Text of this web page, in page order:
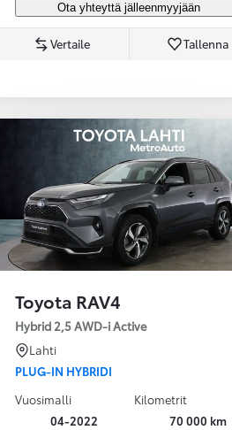
Ota yhteyttä jälleenmyyjään
Vertaile Tallenna
Toyota RAV4
Hybrid 2,5 AWD-i Active
Lahti
PLUG-IN HYBRIDI
Vuosimalli
04-2022
Kilometrit
70 000 km